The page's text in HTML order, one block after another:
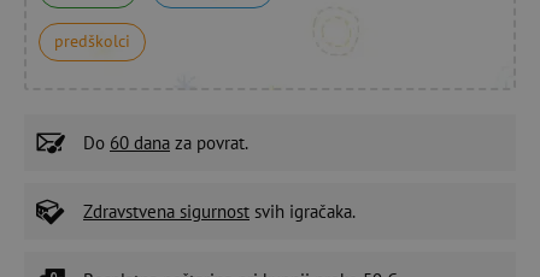
predškolci
Do 60 dana za povrat.
Zdravstvena sigurnost svih igračaka.